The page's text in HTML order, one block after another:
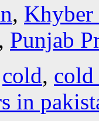
, Khyber
, Punjab
cold, cold
in